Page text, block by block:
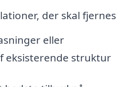
der skal fjernes
eller
eksisterende struktur